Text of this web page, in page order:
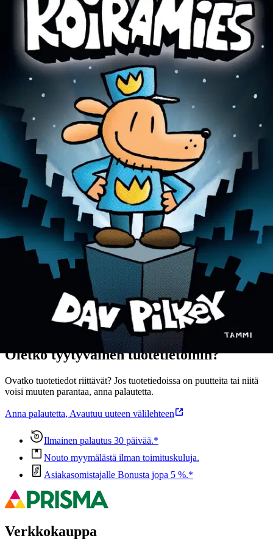
Tuotekuvaus
Uusi hervottoman hauska sarja alkaa! Kapteeni Kalsarin tekijältä
uusi supermiessarjis.Paras koirapäisestä poliisista koskaan kirjoitettu
kirjasarja! Sarjakuva josta kaikki alkoi. Ernon ja Huukon ihka eka
sarjakuva: Koiramies. Nyt Koiramies seikkailee ekassa täyspitkässä,
kokonaan nelivärisessä sarjiksessaan. Lukekaa koirallenne!
Naurakaa häntä mutkalla! Opetelkaa itse piirtämään Koiramies ja
sen vastustaja, Petey-kissa, kirjan lopussa olevien ohjeiden avulla.
Kun Dav Pilkey oli lapsi, hän kärsi ADHD:sta, lukihäiriöstä ja
käytöshäiriöstä. Opettajat siirsivät hänet joka päivä käytävälle.
Onneksi Davista oli kiva piirtää ja keksiä tarinoita. Hän kulutti
käytäväaikansa siihen että keksi omia sarjakuvia. Toisella luokalla
Dav loi sarjiksen supersankarista nimeltään Kapteeni Kalsari. Hänen
opettajansa repi sarjiksen ja sanoi, ettei poika voisi loppuelämäänsä
kyhätä typeriä kirjoja. Onneksi Dav ei ollut hyvä kuuntelemaan.
Uusimmasta Koiramies-kirjasta otettiin Yhdysvalloissa kolmen
miljoonan kappaleen ensipainos!
Näytä lisää tuotekuvausta
Ominaisuudet
Oletko tyytyväinen tuotetietoihin?
Ovatko tuotetiedot riittävät? Jos tuotetiedoissa on puutteita tai niitä
voisi muuten parantaa, anna palautetta.
Anna palautetta, Avautuu uuteen välilehteen
Ilmainen palautus 30 päivää.*
Nouto myymälästä ilman toimituskuluja.
Asiakasomistajalle Bonusta jopa 5 %.*
Verkkokauppa